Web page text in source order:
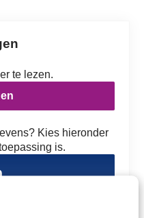
te lezen.
Kies hieronder
is.